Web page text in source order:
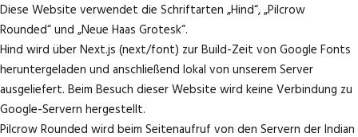
Diese Website verwendet die Schriftarten „Hind“, „Pilcrow
Rounded“ und „Neue Haas Grotesk“.
Hind wird über Next.js (next/font) zur Build-Zeit von Google Fonts
heruntergeladen und anschließend lokal von unserem Server
ausgeliefert. Beim Besuch dieser Website wird keine Verbindung zu
Google-Servern hergestellt.
Pilcrow Rounded wird beim Seitenaufruf von den Servern der Indian